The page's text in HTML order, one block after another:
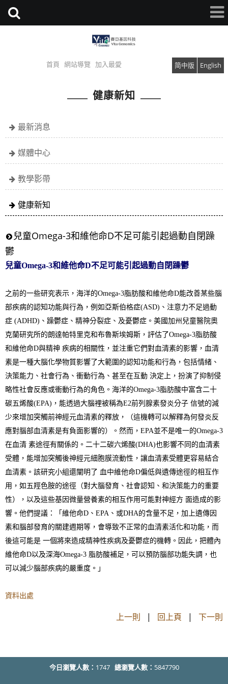
首頁 網站導覽 加入最愛 简中版 English
健康新知
最新消息
媒體中心
教學影帶
健康新知
兒童Omega-3和維他命D不足可能引起過動自閉躁
鬱
兒童Omega-3和維他命D不足可能引起過動自閉躁鬱
之前的一些研究表示，海洋的Omega-3脂肪酸和維他命D能改善某些腦
部疾病的認知功能與行為，例如亞斯伯格症(ASD)、注意力不足過動
症 (ADHD)、躁鬱症、精神分裂症、及憂鬱症。美國加州兒童醫院奧
克蘭研究所的朗達帕特里克和布魯斯埃姆斯，評估了Omega-3脂肪酸
和維他命D與精神 疾病的相關性，並注重它們對血清素的影響，血清
素是一種大腦化學物質影響了大範圍的認知功能和行為，包括情緒、
決策能力、社會行為、衝動行為、甚至在互動 決定上，扮演了抑制侵
略性社會反應或衝動行為的角色。海洋的Omega-3脂肪酸中富含二十
碳五烯酸(EPA)，能透過大腦裡被稱為E2前列腺素發炎分子 信號的減
少來增加突觸前神經元血清素的釋放，（這機轉可以解釋為何發炎反
應對腦部血清素是有負面影響的）。然而，EPA並不是唯一的Omega-3
在血清 素途徑有關係的。二十二碳六烯酸(DHA)也影響不同的血清素
受體，能增加突觸後神經元細胞膜流動性，讓血清素受體更容易結合
血清素。該研究小組還闡明了 血中維他命D偏低與遺傳途徑的相互作
用，如五羥色胺的途徑（對大腦發育、社會認知、和決策能力的重要
性），以及這些基因微量營養素的相互作用可能對神經方 面造成的影
響。他們提議：「維他命D、EPA、或DHA的含量不足，加上遺傳因
素和腦部發育的關建週期等，會導致不正常的血清素活化和功能，而
後這可能是 一個將來造成精神性疾病及憂鬱症的機轉。因此，把體內
維他命D以及深海Omega-3 脂肪酸補足，可以預防腦部功能失調，也
可以減少腦部疾病的嚴重度。」
資料出處
上一則 | 回上頁 | 下一則
今日瀏覽人數： 1747 總瀏覽人數： 5847790